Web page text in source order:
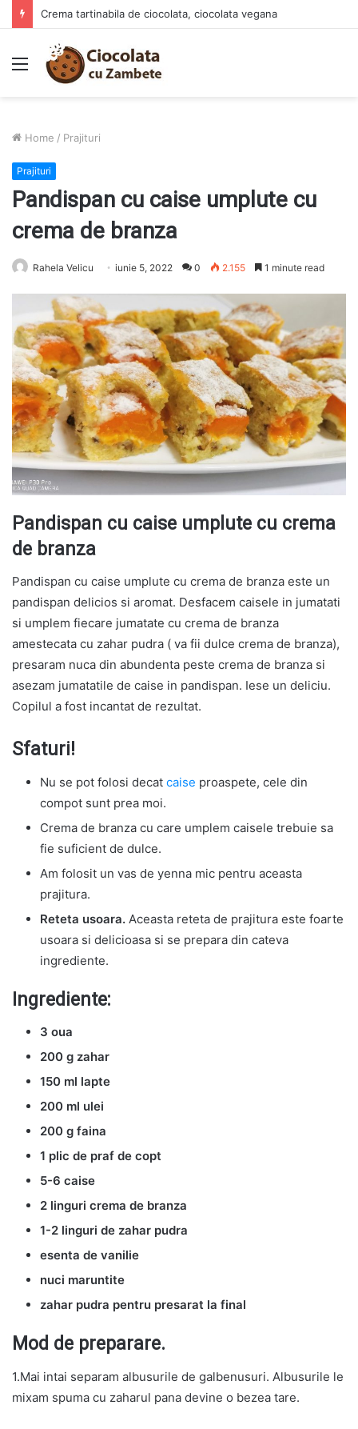
Crema tartinabila de ciocolata, ciocolata vegana
Menu
Home / Prajituri
Prajituri
Pandispan cu caise umplute cu
crema de branza
Rahela Velicu iunie 5, 2022 0 2.155 1 minute read
Pandispan cu caise umplute cu crema
de branza
Pandispan cu caise umplute cu crema de branza este un
pandispan delicios si aromat. Desfacem caisele in jumatati
si umplem fiecare jumatate cu crema de branza
amestecata cu zahar pudra ( va fii dulce crema de branza),
presaram nuca din abundenta peste crema de branza si
asezam jumatatile de caise in pandispan. Iese un deliciu.
Copilul a fost incantat de rezultat.
Sfaturi!
Nu se pot folosi decat caise proaspete, cele din
compot sunt prea moi.
Crema de branza cu care umplem caisele trebuie sa
fie suficient de dulce.
Am folosit un vas de yenna mic pentru aceasta
prajitura.
Reteta usoara. Aceasta reteta de prajitura este foarte
usoara si delicioasa si se prepara din cateva
ingrediente.
Ingrediente:
3 oua
200 g zahar
150 ml lapte
200 ml ulei
200 g faina
1 plic de praf de copt
5-6 caise
2 linguri crema de branza
1-2 linguri de zahar pudra
esenta de vanilie
nuci maruntite
zahar pudra pentru presarat la final
Mod de preparare.
1.Mai intai separam albusurile de galbenusuri. Albusurile le
mixam spuma cu zaharul pana devine o bezea tare.